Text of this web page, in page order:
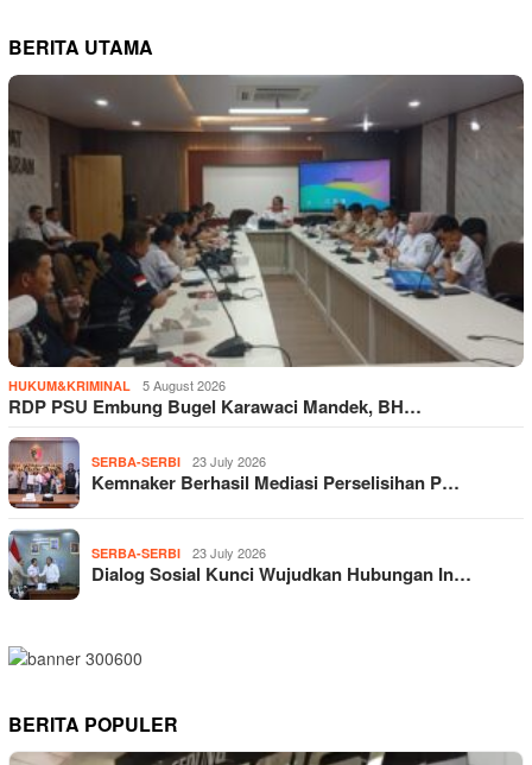
BERITA UTAMA
HUKUM&KRIMINAL 5 August 2026
RDP PSU Embung Bugel Karawaci Mandek, BH…
SERBA-SERBI 23 July 2026
Kemnaker Berhasil Mediasi Perselisihan P…
SERBA-SERBI 23 July 2026
Dialog Sosial Kunci Wujudkan Hubungan In…
BERITA POPULER